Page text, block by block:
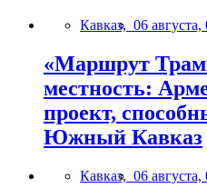
Кавказ, 06 августа,
«Маршрут
местность:
проект,
Южный Кавказ
Кавказ, 06 августа,